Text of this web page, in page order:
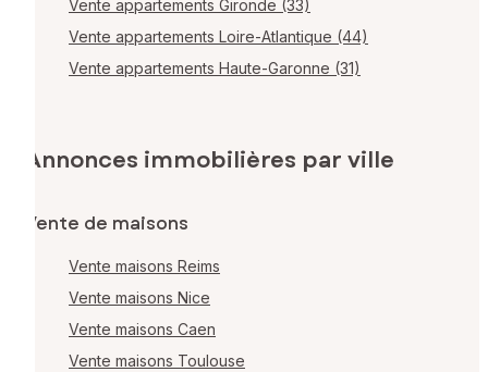
Vente appartements Gironde (33)
Vente appartements Loire-Atlantique (44)
Vente appartements Haute-Garonne (31)
Annonces immobilières par ville
Vente de maisons
Vente maisons Reims
Vente maisons Nice
Vente maisons Caen
Vente maisons Toulouse